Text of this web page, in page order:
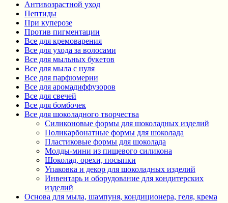
Антивозрастной уход
Пептиды
При куперозе
Против пигментации
Все для кремоварения
Все для ухода за волосами
Все для мыльных букетов
Все для мыла с нуля
Все для парфюмерии
Все для аромадиффузоров
Все для свечей
Все для бомбочек
Все для шоколадного творчества
Силиконовые формы для шоколадных изделий
Поликарбонатные формы для шоколада
Пластиковые формы для шоколада
Молды-мини из пищевого силикона
Шоколад, орехи, посыпки
Упаковка и декор для шоколадных изделий
Инвентарь и оборудование для кондитерских
изделий
Основа для мыла, шампуня, кондиционера, геля, крема